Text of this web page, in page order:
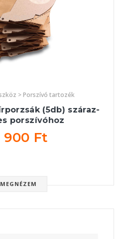
> Porszívó tartozék
(5db) száraz-
porszívóhoz
900 Ft
MEGNÉZEM